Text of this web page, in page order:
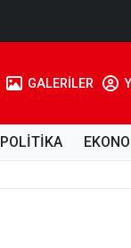
GALERİLER
POLİTİKA